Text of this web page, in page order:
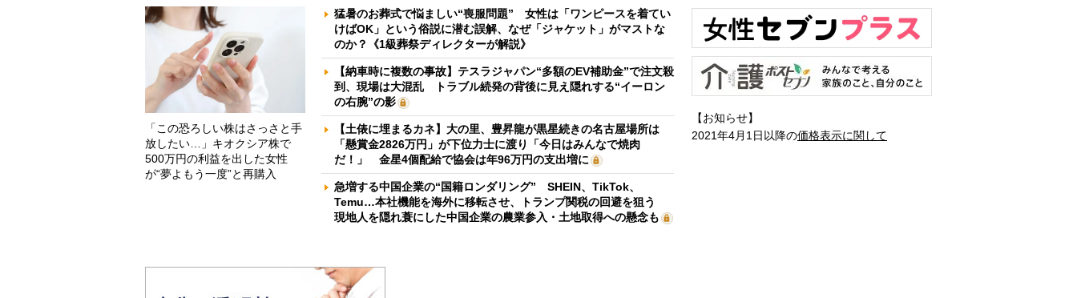
「この恐ろしい株はさっさと手
放したい…」キオクシア株で
500万円の利益を出した女性
が“夢よもう一度”と再購入
猛暑のお葬式で悩ましい“喪服問題” 女性は「ワンピースを着てい
けばOK」という俗説に潜む誤解、なぜ「ジャケット」がマストな
のか？《1級葬祭ディレクターが解説》
【納車時に複数の事故】テスラジャパン“多額のEV補助金”で注文殺
到、現場は大混乱 トラブル続発の背後に見え隠れする“イーロン
の右腕”の影
【土俵に埋まるカネ】大の里、豊昇龍が黒星続きの名古屋場所は
「懸賞金2826万円」が下位力士に渡り「今日はみんなで焼肉
だ！」 金星4個配給で協会は年96万円の支出増に
急増する中国企業の“国籍ロンダリング” SHEIN、TikTok、
Temu…本社機能を海外に移転させ、トランプ関税の回避を狙う
現地人を隠れ蓑にした中国企業の農業参入・土地取得への懸念も
【お知らせ】
2021年4月1日以降の価格表示に関して